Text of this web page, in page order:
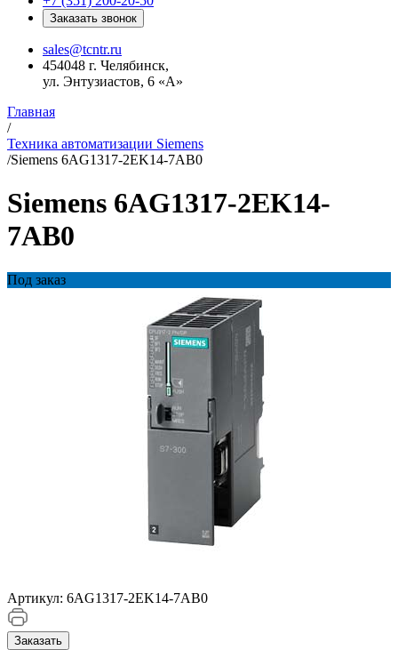
Заказать звонок
sales@tcntr.ru
454048 г. Челябинск,
ул. Энтузиастов, 6 «А»
Главная
/
Техника автоматизации Siemens
/Siemens 6AG1317-2EK14-7AB0
Siemens 6AG1317-2EK14-
7AB0
Под заказ
Артикул: 6AG1317-2EK14-7AB0
Заказать